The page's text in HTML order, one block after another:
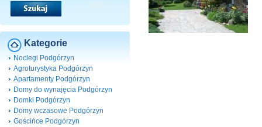
Kategorie
Noclegi Podgórzyn
Agroturystyka Podgórzyn
Apartamenty Podgórzyn
Domy do wynajęcia Podgórzyn
Domki Podgórzyn
Domy wczasowe Podgórzyn
Gościńce Podgórzyn